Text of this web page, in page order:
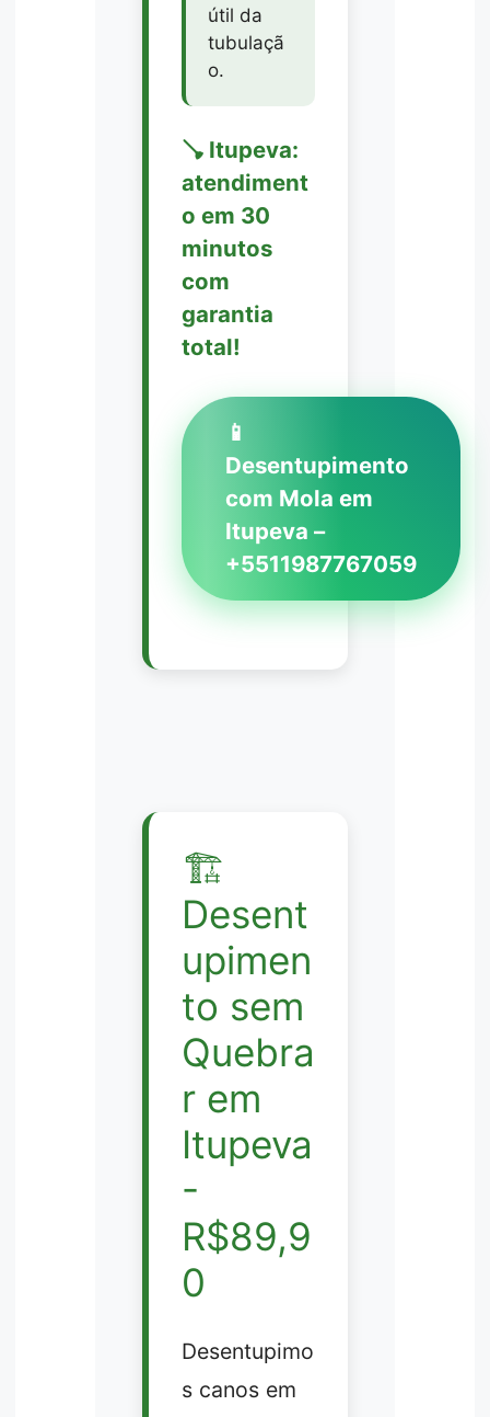
útil da
tubulaçã
o.
🪠 Itupeva:
atendiment
o em 30
minutos
com
garantia
total!
📱
Desentupimento
com Mola em
Itupeva –
+5511987767059
🏗️
Desent
upimen
to sem
Quebra
r em
Itupeva
-
R$89,9
0
Desentupimo
s canos em